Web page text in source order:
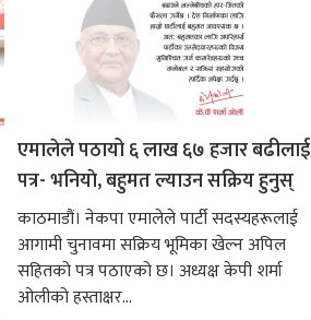
एमालेले पठायो ६ लाख ६७ हजार बढीलाई
पत्र- भनियाे, बहुमत ल्याउन सक्रिय हुनुस्
काठमाडौं। नेकपा एमालेले पार्टी सदस्यहरूलाई
आगामी चुनावमा सक्रिय भूमिका खेल्न अपिल
सहितको पत्र पठाएको छ। अध्यक्ष केपी शर्मा
ओलीको हस्ताक्षर...